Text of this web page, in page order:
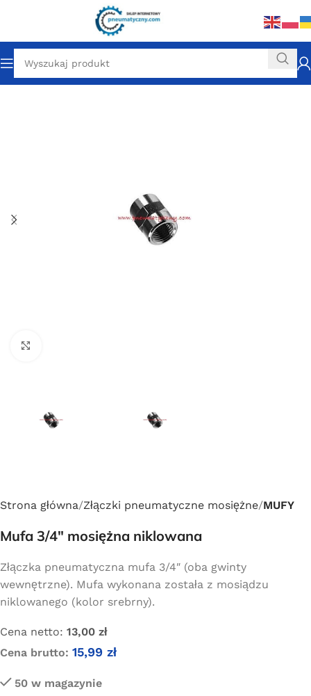
Strona główna Złączki pneumatyczne mosiężne MUFY
Mufa 3/4″ mosiężna niklowana
Złączka pneumatyczna mufa 3/4″ (oba gwinty
wewnętrzne). Mufa wykonana została z mosiądzu
niklowanego (kolor srebrny).
Cena netto: 13,00 zł
Cena brutto: 15,99 zł
50 w magazynie